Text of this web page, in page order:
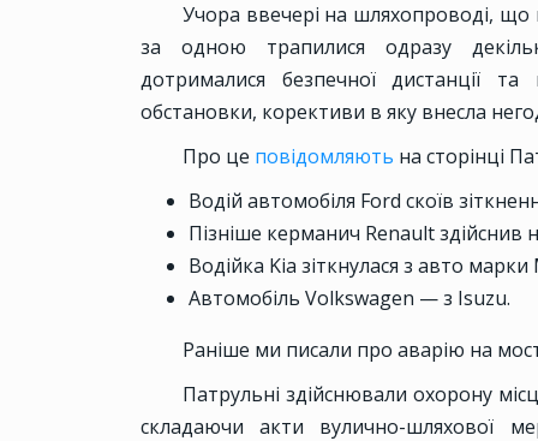
Учора ввечері на шляхопроводі, що
за одною трапилися одразу
дотрималися безпечної дистанції
обстановки, корективи в яку внесла
Про це повідомляють на сторінці
Водій автомобіля Ford скоїв
Пізніше керманич Renault здійснив
Водійка Kia зіткнулася з авто
Автомобіль Volkswagen — з Isuzu.
Раніше ми писали про аварію на
Патрульні здійснювали охорону
складаючи акти вулично-шляхової